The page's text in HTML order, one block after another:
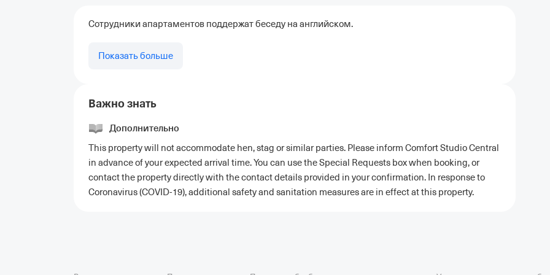
Сотрудники апартаментов поддержат беседу на английском.
Показать больше
Важно знать
Дополнительно
This property will not accommodate hen, stag or similar parties. Please inform Comfort Studio Central
in advance of your expected arrival time. You can use the Special Requests box when booking, or
contact the property directly with the contact details provided in your confirmation. In response to
Coronavirus (COVID-19), additional safety and sanitation measures are in effect at this property.
Отель Космос в Москве
Отель Президент Отель Рэдиссон в Сочи Отель Гринвуд